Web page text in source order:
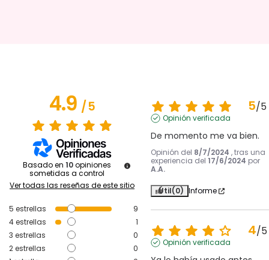
4.9/5
Basado en 10 opiniones
sometidas a control
Ver todas las reseñas de este sitio
5 estrellas
9
4estrellas
1
3 estrellas
0
2estrellas
0
5/5
Opinión verificada
De momento me va bien.
Opinión del 8/7/2024 , tras una
experiencia del 17/6/2024 por
A.A.
Útil(0) Informe
4/5
Opinión verificada